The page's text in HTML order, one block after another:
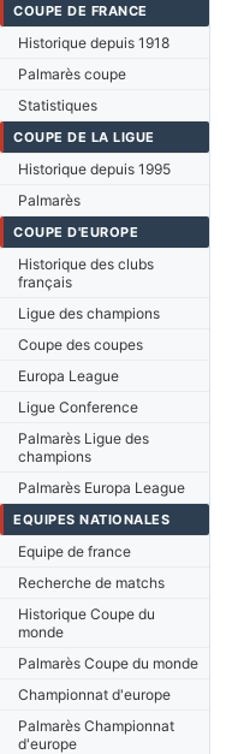
COUPE DE FRANCE
Historique depuis 1918
Palmarès coupe
Statistiques
COUPE DE LA LIGUE
Historique depuis 1995
Palmarès
COUPE D'EUROPE
Historique des clubs
français
Ligue des champions
Coupe des coupes
Europa League
Ligue Conference
Palmarès Ligue des
champions
Palmarès Europa League
EQUIPES NATIONALES
Equipe de france
Recherche de matchs
Historique Coupe du
monde
Palmarès Coupe du monde
Championnat d'europe
Palmarès Championnat
d'europe